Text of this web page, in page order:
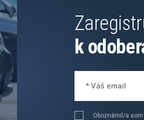
k
Oboznámil/a